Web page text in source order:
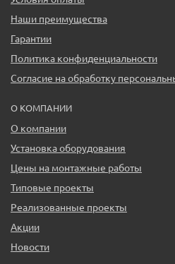
Наши преимущества
Гарантии
Политика конфиденциальности
Согласие на обработку
О КОМПАНИИ
О компании
Установка оборудования
Цены на монтажные работы
Типовые проекты
Реализованные проекты
Акции
Новости